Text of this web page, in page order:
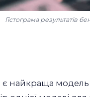
Гістограма результатів
є найкраща